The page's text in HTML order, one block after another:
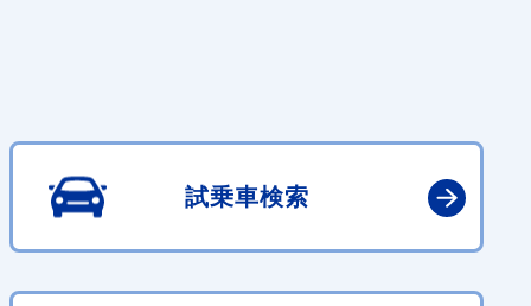
試乗車検索